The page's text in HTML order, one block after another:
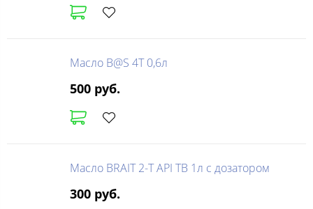
Масло B@S 4Т 0,6л
500 руб.
Масло BRAIT 2-Т API TB 1л с дозатором
300 руб.